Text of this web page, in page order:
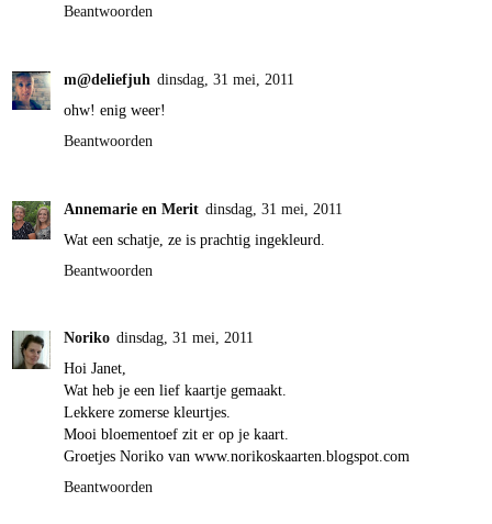
Beantwoorden
m@deliefjuh dinsdag, 31 mei, 2011
ohw! enig weer!
Beantwoorden
Annemarie en Merit dinsdag, 31 mei, 2011
Wat een schatje, ze is prachtig ingekleurd.
Beantwoorden
Noriko dinsdag, 31 mei, 2011
Hoi Janet,
Wat heb je een lief kaartje gemaakt.
Lekkere zomerse kleurtjes.
Mooi bloementoef zit er op je kaart.
Groetjes Noriko van www.norikoskaarten.blogspot.com
Beantwoorden